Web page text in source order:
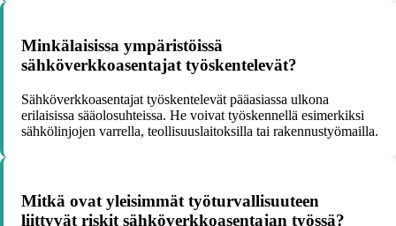
Minkälaisissa ympäristöissä
sähköverkkoasentajat työskentelevät?
Sähköverkkoasentajat työskentelevät pääasiassa ulkona
erilaisissa sääolosuhteissa. He voivat työskennellä esimerkiksi
sähkölinjojen varrella, teollisuuslaitoksilla tai rakennustyömailla.
Mitkä ovat yleisimmät työturvallisuuteen
liittyvät riskit sähköverkkoasentajan työssä?